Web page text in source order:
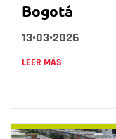
Bogotá
13•03•2026
LEER MÁS